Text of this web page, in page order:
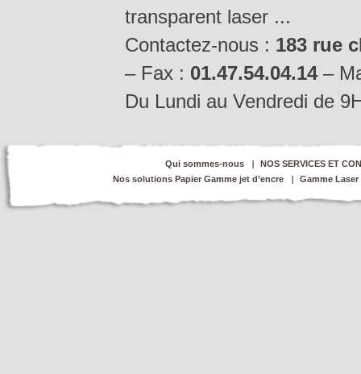
transparent laser ...
Contactez-nous : 183 rue
– Fax : 01.47.54.04.14–
Du Lundi au Vendredi de
Qui sommes-nous
NOS SERVICES ET
Nos solutions Papier Gamme jet d’encre
Gamme Laser